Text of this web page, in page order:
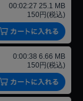
00:02:27 25.1 MB
150円(税込)
0:00:38 6.66 MB
150円(税込)